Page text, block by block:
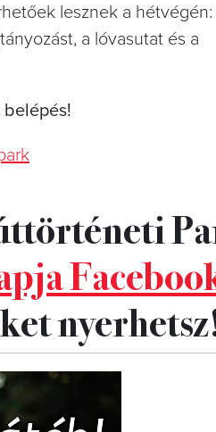
lesznek a hétvégén:
a lóvasutat és a